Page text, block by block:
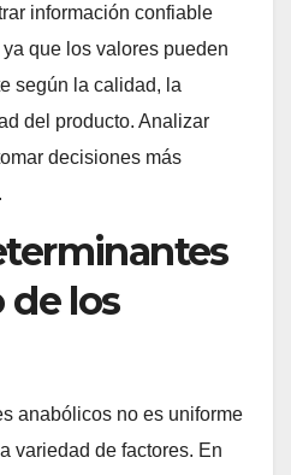
información confiable
ya que los valores pueden
según la calidad, la
del producto. Analizar
decisiones más
de los
anabólicos no es uniforme
variedad de factores. En